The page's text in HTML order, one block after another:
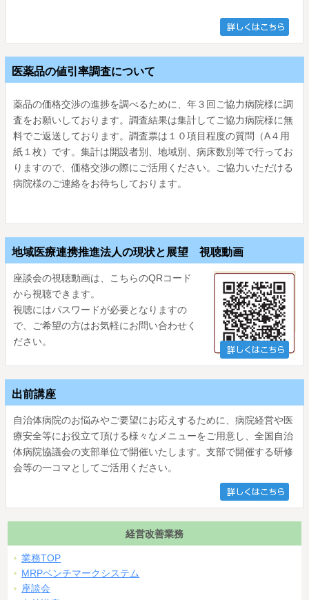
医薬品の値引率調査について
薬品の価格交渉の進捗を調べるために、年３回ご協力病院様に調
査をお願いしております。調査結果は集計してご協力病院様に無
料でご返送しております。調査票は１０項目程度の質問（A４用
紙１枚）です。集計は開設者別、地域別、病床数別等で行ってお
りますので、価格交渉の際にご活用ください。ご協力いただける
病院様のご連絡をお待ちしております。
地域医療連携推進法人の現状と展望 視聴動画
座談会の視聴動画は、こちらのQRコード
から視聴できます。
視聴にはパスワードが必要となりますの
で、ご希望の方はお気軽にお問い合わせく
ださい。
出前講座
自治体病院のお悩みやご要望にお応えするために、病院経営や医
療安全等にお役立て頂ける様々なメニューをご用意し、全国自治
体病院協議会の支部単位で開催いたします。支部で開催する研修
会等の一コマとしてご活用ください。
経営改善業務
業務TOP
MRPベンチマークシステム
座談会